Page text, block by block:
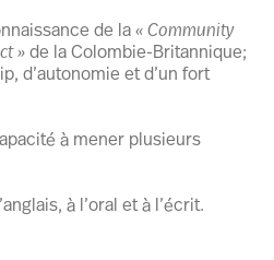
de la« Community
»de la Colombie-Britannique;
d’autonomie et d’un fort
à mener plusieurs
à l’oral et à l’écrit.